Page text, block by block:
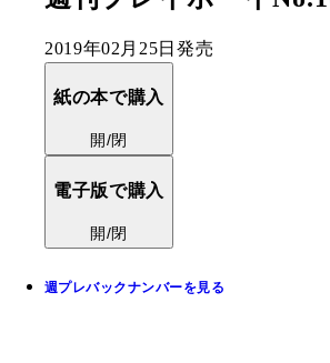
2019年02月25日発売
紙の本で購入
開/閉
電子版で購入
開/閉
週プレバックナンバーを見る